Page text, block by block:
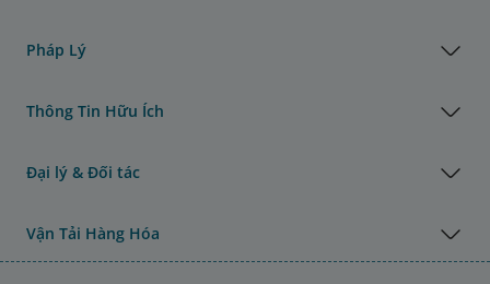
Pháp Lý
Thông Tin Hữu Ích
Đại lý & Đối tác
Vận Tải Hàng Hóa